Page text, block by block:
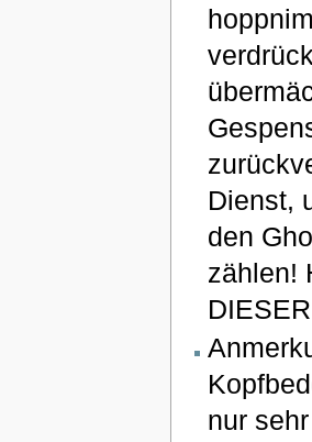
Dienst,
den
zählen!
nur